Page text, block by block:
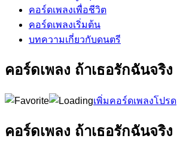
คอร์ดเพลงเพื่อชีวิต
คอร์ดเพลงเริ่มต้น
บทความเกี่ยวกับดนตรี
คอร์ดเพลง ถ้าเธอรักฉันจริง
เพิ่มคอร์ดเพลงโปรด
คอร์ดเพลง ถ้าเธอรักฉันจริง